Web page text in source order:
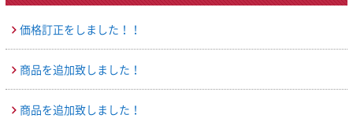
価格訂正をしました！！
商品を追加致しました！
商品を追加致しました！